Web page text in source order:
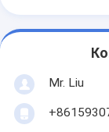
Mr. Liu